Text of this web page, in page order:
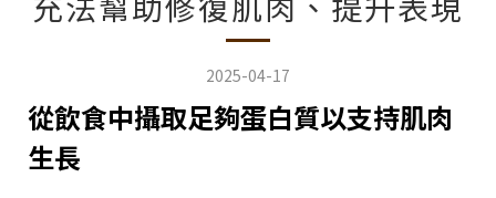
2025-04-17
從飲食中攝取足夠蛋白質以支持肌肉
生長